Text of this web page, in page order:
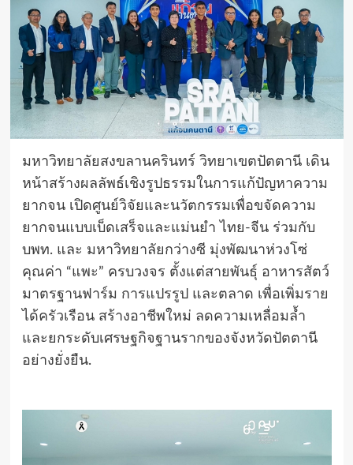
มหาวิทยาลัยสงขลานครินทร์ วิทยาเขตปัตตานี เดิน
หน้าสร้างผลลัพธ์เชิงรูปธรรมในการแก้ปัญหาความ
ยากจน เปิดศูนย์วิจัยและนวัตกรรมเพื่อขจัดความ
ยากจนแบบเบ็ดเสร็จและแม่นยำ ไทย-จีน ร่วมกับ
บพท. และ มหาวิทยาลัยกว่างซี มุ่งพัฒนาห่วงโซ่
คุณค่า “แพะ” ครบวงจร ตั้งแต่สายพันธุ์ อาหารสัตว์
มาตรฐานฟาร์ม การแปรรูป และตลาด เพื่อเพิ่มราย
ได้ครัวเรือน สร้างอาชีพใหม่ ลดความเหลื่อมล้ำ
และยกระดับเศรษฐกิจฐานรากของจังหวัดปัตตานี
อย่างยั่งยืน.